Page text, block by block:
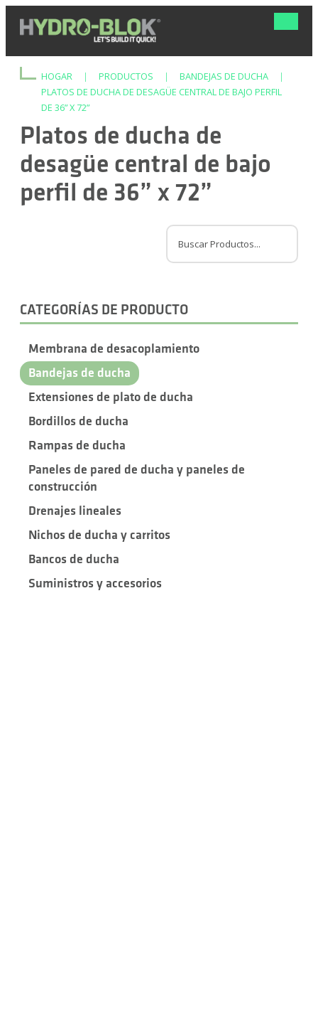
HOGAR | PRODUCTOS | BANDEJAS DE DUCHA
|
PLATOS DE DUCHA DE DESAGÜE CENTRAL DE BAJO PERFIL
DE 36” X 72”
Platos de ducha de
desagüe central de bajo
perfil de 36” x 72”
CATEGORÍAS DE PRODUCTO
Membrana de desacoplamiento
Bandejas de ducha
Extensiones de plato de ducha
Bordillos de ducha
Rampas de ducha
Paneles de pared de ducha y paneles de
construcción
Drenajes lineales
Nichos de ducha y carritos
Bancos de ducha
Suministros y accesorios